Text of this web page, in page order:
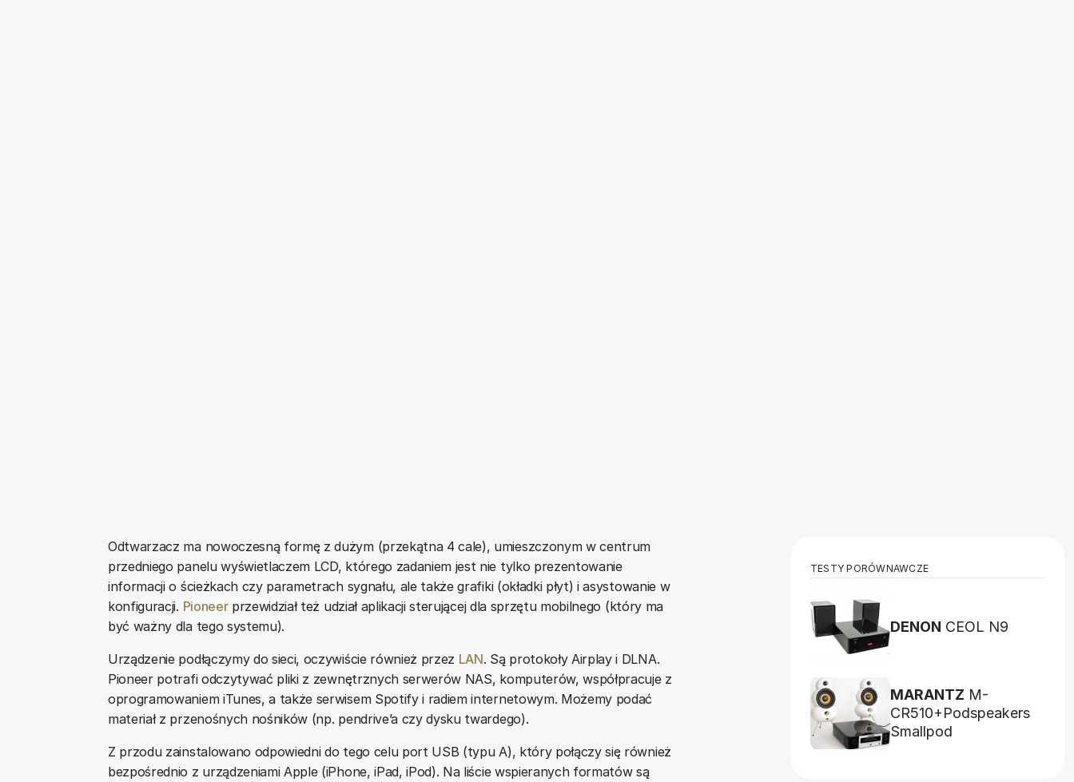
Odtwarzacz ma nowoczesną formę z dużym (przekątna 4 cale), umieszczonym w centrum
przedniego panelu wyświetlaczem LCD, którego zadaniem jest nie tylko prezentowanie
informacji o ścieżkach czy parametrach sygnału, ale także grafiki (okładki płyt) i asystowanie w
konfiguracji. Pioneerprzewidział też udział aplikacji sterującej dla sprzętu mobilnego (który ma
być ważny dla tego systemu).
Urządzenie podłączymy do sieci, oczywiście również przez LAN. Są protokoły Airplay i DLNA.
Pioneer potrafi odczytywać pliki z zewnętrznych serwerów NAS, komputerów, współpracuje z
oprogramowaniem iTunes, a także serwisem Spotify i radiem internetowym. Możemy podać
materiał z przenośnych nośników (np. pendrive’a czy dysku twardego).
Z przodu zainstalowano odpowiedni do tego celu port USB (typu A), który połączy się również
bezpośrednio z urządzeniami Apple (iPhone, iPad, iPod). Na liście wspieranych formatów są
TESTY PORÓWNAWCZE
DENON CEOL N9
MARANTZ M-
CR510+Podspeakers
Smallpod